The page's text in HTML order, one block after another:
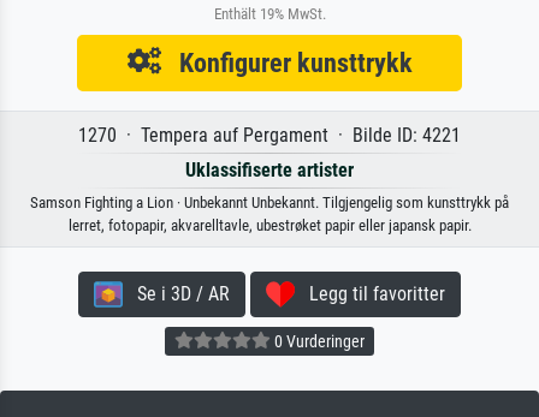
Enthält 19% MwSt.
Konfigurer kunsttrykk
1270 · Tempera auf Pergament · Bilde ID: 4221
Uklassifiserte artister
Samson Fighting a Lion · Unbekannt Unbekannt. Tilgjengelig som kunsttrykk på
lerret, fotopapir, akvarelltavle, ubestrøket papir eller japansk papir.
Se i 3D / AR Legg til favoritter
0 Vurderinger